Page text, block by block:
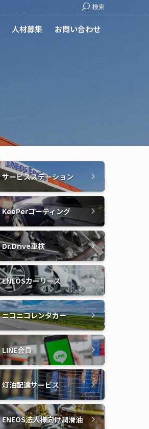
Search:
検索
人材募集 お問い合わせ
サービスステーション
KeePerコーティング
Dr.Drive車検
ENEOSカーリース
ニコニコレンタカー
LINE会員
灯油配達サービス
ENEOS法人様向け潤滑油